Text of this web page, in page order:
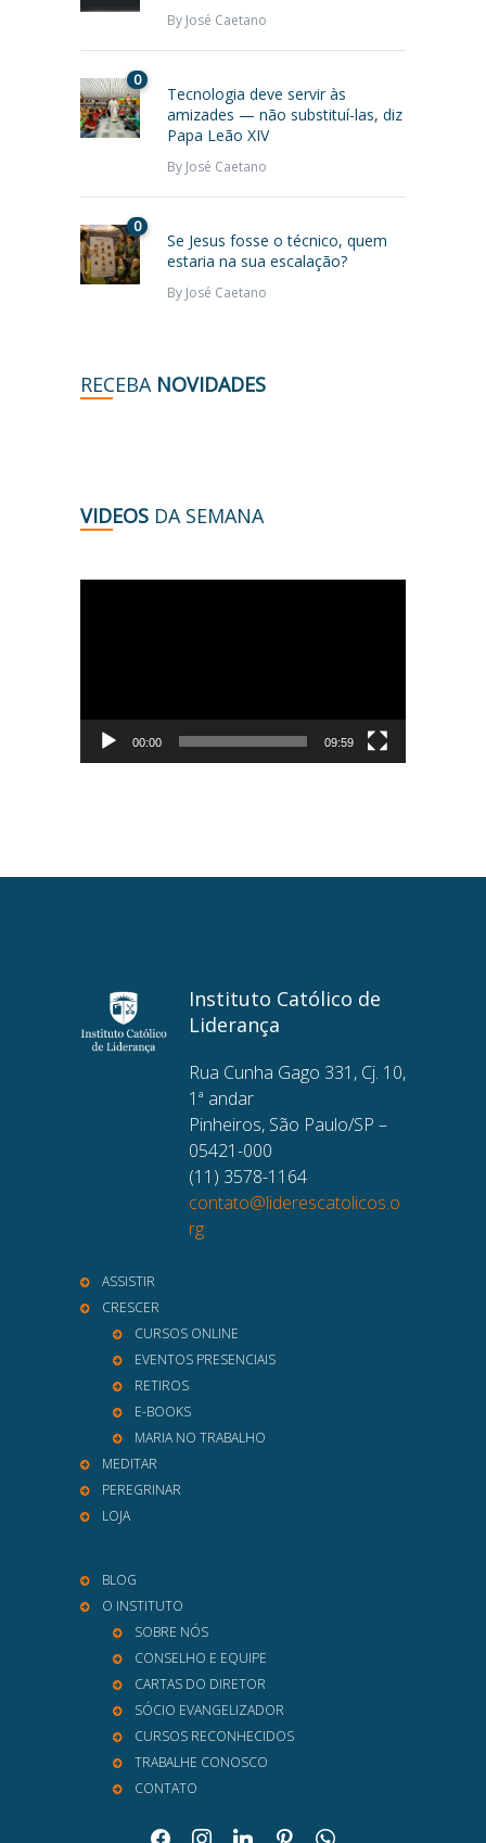
By José Caetano
0
Tecnologia deve servir às
amizades — não substituí-las, diz
Papa Leão XIV
By José Caetano
0
Se Jesus fosse o técnico, quem
estaria na sua escalação?
By José Caetano
RECEBA NOVIDADES
VIDEOS DA SEMANA
00:00 09:59
Instituto Católico de
Liderança
Rua Cunha Gago 331, Cj. 10,
1ª andar
Pinheiros, São Paulo/SP –
05421-000
(11) 3578-1164
contato@liderescatolicos.o
rg
ASSISTIR
CRESCER
CURSOS ONLINE
EVENTOS PRESENCIAIS
RETIROS
E-BOOKS
MARIA NO TRABALHO
MEDITAR
PEREGRINAR
LOJA
BLOG
O INSTITUTO
SOBRE NÓS
CONSELHO E EQUIPE
CARTAS DO DIRETOR
SÓCIO EVANGELIZADOR
CURSOS RECONHECIDOS
TRABALHE CONOSCO
CONTATO
facebookinstagramlinkedinpinterestwhatsapp